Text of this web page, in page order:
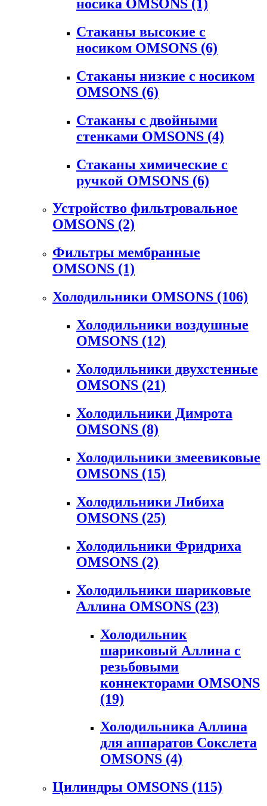
носика OMSONS (1)
Стаканы высокие с
носиком OMSONS (6)
Стаканы низкие с носиком
OMSONS (6)
Стаканы с двойными
стенками OMSONS (4)
Стаканы химические с
ручкой OMSONS (6)
Устройство фильтровальное
OMSONS (2)
Фильтры мембранные
OMSONS (1)
Холодильники OMSONS (106)
Холодильники воздушные
OMSONS (12)
Холодильники двухстенные
OMSONS (21)
Холодильники Димрота
OMSONS (8)
Холодильники змеевиковые
OMSONS (15)
Холодильники Либиха
OMSONS (25)
Холодильники Фридриха
OMSONS (2)
Холодильники шариковые
Аллина OMSONS (23)
Холодильник
шариковый Аллина с
резьбовыми
коннекторами OMSONS
(19)
Холодильника Аллина
для аппаратов Сокслета
OMSONS (4)
Цилиндры OMSONS (115)